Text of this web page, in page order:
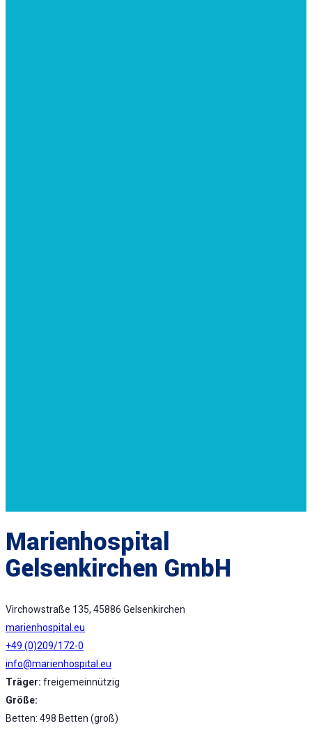
Marienhospital
Gelsenkirchen GmbH
Virchowstraße 135, 45886 Gelsenkirchen
marienhospital.eu
+49 (0)209/172-0
info@marienhospital.eu
Träger: freigemeinnützig
Größe:
Betten: 498 Betten (groß)